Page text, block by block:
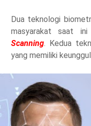
Dua teknologi
masyarakat saat
Scanning. Kedua
yang memiliki